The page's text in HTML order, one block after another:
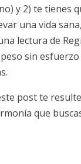
y 2) te tienes
una vida
lectura de
sin
post te
que